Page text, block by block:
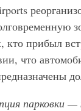
кто прибыл
что
парковки —